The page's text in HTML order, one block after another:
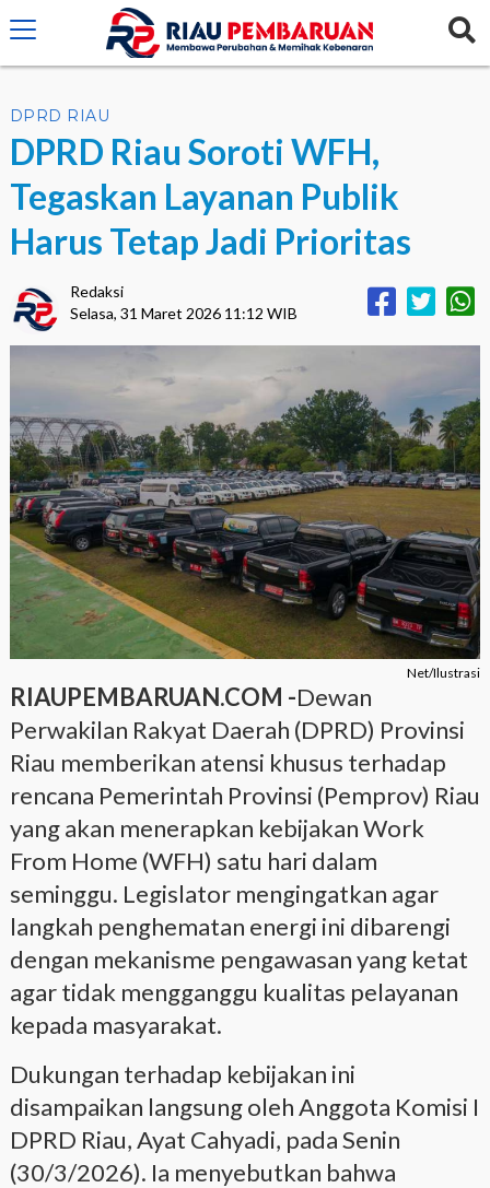
crossorigin="anonymous">
DPRD RIAU
DPRD Riau Soroti WFH,
Tegaskan Layanan Publik
Harus Tetap Jadi Prioritas
Redaksi
Selasa, 31 Maret 2026 11:12 WIB
Net/Ilustrasi
RIAUPEMBARUAN.COM -Dewan
Perwakilan Rakyat Daerah (DPRD) Provinsi
Riau memberikan atensi khusus terhadap
rencana Pemerintah Provinsi (Pemprov) Riau
yang akan menerapkan kebijakan Work
From Home (WFH) satu hari dalam
seminggu. Legislator mengingatkan agar
langkah penghematan energi ini dibarengi
dengan mekanisme pengawasan yang ketat
agar tidak mengganggu kualitas pelayanan
kepada masyarakat.
Dukungan terhadap kebijakan ini
disampaikan langsung oleh Anggota Komisi I
DPRD Riau, Ayat Cahyadi, pada Senin
(30/3/2026). Ia menyebutkan bahwa